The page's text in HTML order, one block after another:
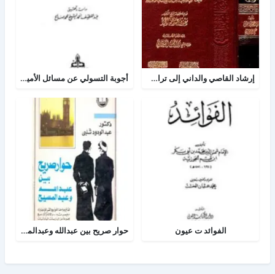
إرشاد القاصي والداني إلى تراجم شيوخ الطبراني أجوبة التسولي عن مسائل الأمير عبد القادر في الجهاد
الفوائد ت عيون حوار صريح بين عبدالله وعبدالمسيح